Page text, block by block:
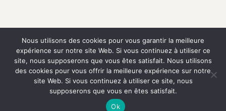
Nous utilisons des cookies pour vous garantir la meilleure
expérience sur notre site Web. Si vous continuez à utiliser ce
site, nous supposerons que vous êtes satisfait. Nous utilisons
des cookies pour vous offrir la meilleure expérience sur notre
site Web. Si vous continuez à utiliser ce site, nous
supposerons que vous en êtes satisfait.
Ok